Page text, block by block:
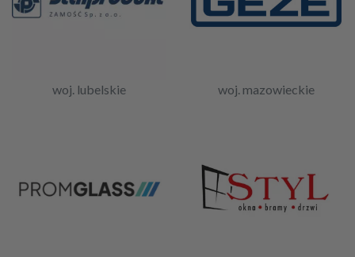
woj. lubelskie woj. mazowieckie